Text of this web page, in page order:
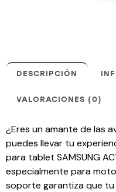
DESCRIPCIÓN
VALORACIONES (0)
¿Eres un amante de las
puedes llevar tu
para tablet SAMSUNG
especialmente para
soporte garantiza que